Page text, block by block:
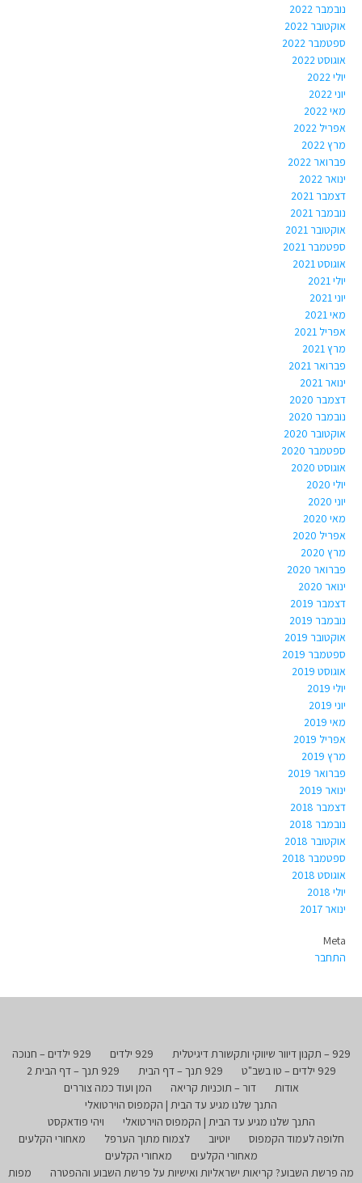
נובמבר 2022
אוקטובר 2022
ספטמבר 2022
אוגוסט 2022
יולי 2022
יוני 2022
מאי 2022
אפריל 2022
מרץ 2022
פברואר 2022
ינואר 2022
דצמבר 2021
נובמבר 2021
אוקטובר 2021
ספטמבר 2021
אוגוסט 2021
יולי 2021
יוני 2021
מאי 2021
אפריל 2021
מרץ 2021
פברואר 2021
ינואר 2021
דצמבר 2020
נובמבר 2020
אוקטובר 2020
ספטמבר 2020
אוגוסט 2020
יולי 2020
יוני 2020
מאי 2020
אפריל 2020
מרץ 2020
פברואר 2020
ינואר 2020
דצמבר 2019
נובמבר 2019
אוקטובר 2019
ספטמבר 2019
אוגוסט 2019
יולי 2019
יוני 2019
מאי 2019
אפריל 2019
מרץ 2019
פברואר 2019
ינואר 2019
דצמבר 2018
נובמבר 2018
אוקטובר 2018
ספטמבר 2018
אוגוסט 2018
יולי 2018
ינואר 2017
Meta
התחבר
929 – תקנון דיוור שיווקי ותקשורת דיגיטלית 929 ילדים
929 ילדים – חנוכה
929 ילדים – טו בשב"ט
929 תנך – דף הבית
929 תנך – דף הבית 2
אודות
דור – תוכניות קריאה
המן ועוד כמה צוררים
התנך שלנו מגיע עד הבית | הקמפוס הוירטואלי
התנך שלנו מגיע עד הבית | הקמפוס הוירטואלי
ויהי פודאקסט
חלופה לעמוד הקמפוס
יוטיוב לצמוח מתוך הערפל
מאחורי הקלעים
מאחורי הקלעים
מאחורי הקלעים
מה פרשת השבוע? קריאות ישראליות ואישיות על פרשת השבוע וההפטרה
מפות